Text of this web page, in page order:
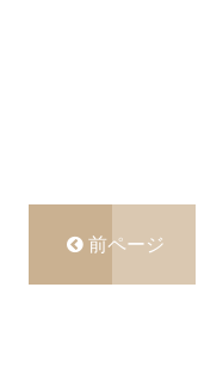
前ページ